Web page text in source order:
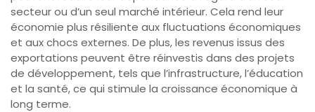
secteur ou d’un seul marché intérieur. Cela rend leur
économie plus résiliente aux fluctuations économiques
et aux chocs externes. De plus, les revenus issus des
exportations peuvent être réinvestis dans des projets
de développement, tels que l’infrastructure, l’éducation
et la santé, ce qui stimule la croissance économique à
long terme.